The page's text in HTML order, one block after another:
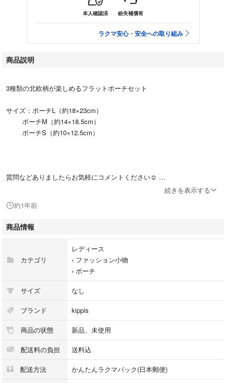
本人確認済 紛失補償有
ラクマ安心・安全への取り組み
商品説明
3種類の北欧柄が楽しめるフラットポーチセット
サイズ：ポーチL（約18×23cm）
ポーチM（約14×18.5cm）
ポーチS（約10×12.5cm）
質問などありましたらお気軽にコメントください☺︎
#kippis
#キッピス
#グッズ
続きを表示する
約1年前
商品情報
カテゴリ
レディース
› ファッション小物
› ポーチ
サイズ なし
ブランド kippis
商品の状態 新品、未使用
配送料の負担 送料込
配送方法 かんたんラクマパック(日本郵便)